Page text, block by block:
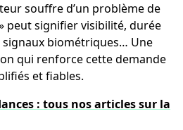
souffre d’un problème de
peut signifier visibilité, durée
biométriques… Une
qui renforce cette demande
et fiables.
: tous nos articles sur la